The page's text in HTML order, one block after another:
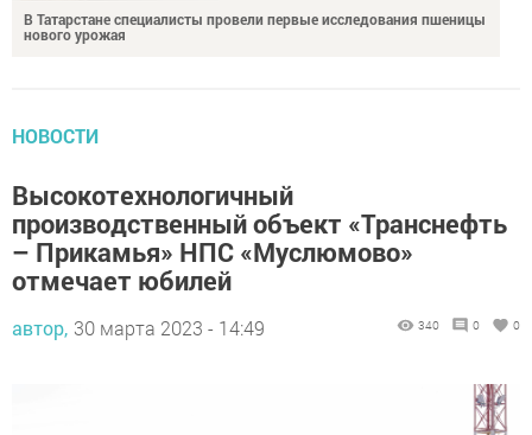
В Татарстане специалисты провели первые исследования пшеницы
нового урожая
НОВОСТИ
Высокотехнологичный
производственный объект «Транснефть
– Прикамья» НПС «Муслюмово»
отмечает юбилей
автор, 30 марта 2023 - 14:49 340 0 0